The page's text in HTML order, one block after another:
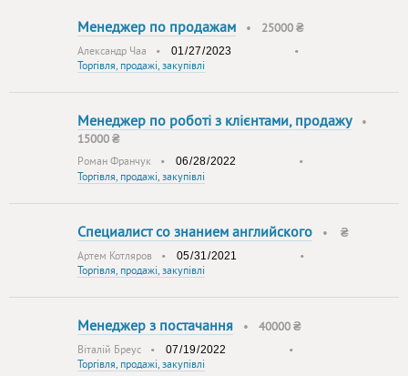
Менеджер по продажам • 25000 ₴
Александр Чaa •
•
Торгівля, продажі, закупівлі
Менеджер по роботі з клієнтами, продажу•
15000 ₴
Роман Франчук •
•
Торгівля, продажі, закупівлі
Специалист со знанием английского • ₴
Артем Котляров •
•
Торгівля, продажі, закупівлі
Менеджер з постачання • 40000 ₴
Віталій Бреус •
•
Торгівля, продажі, закупівлі